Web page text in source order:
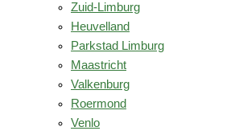
Zuid-Limburg
Heuvelland
Parkstad Limburg
Maastricht
Valkenburg
Roermond
Venlo